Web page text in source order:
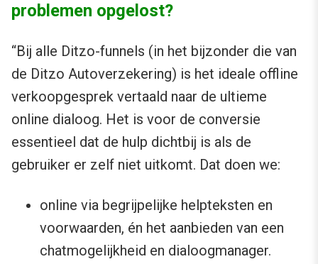
problemen opgelost?
“Bij alle Ditzo-funnels (in het bijzonder die van
de Ditzo Autoverzekering) is het ideale offline
verkoopgesprek vertaald naar de ultieme
online dialoog. Het is voor de conversie
essentieel dat de hulp dichtbij is als de
gebruiker er zelf niet uitkomt. Dat doen we:
online via begrijpelijke helpteksten en
voorwaarden, én het aanbieden van een
chatmogelijkheid en dialoogmanager.